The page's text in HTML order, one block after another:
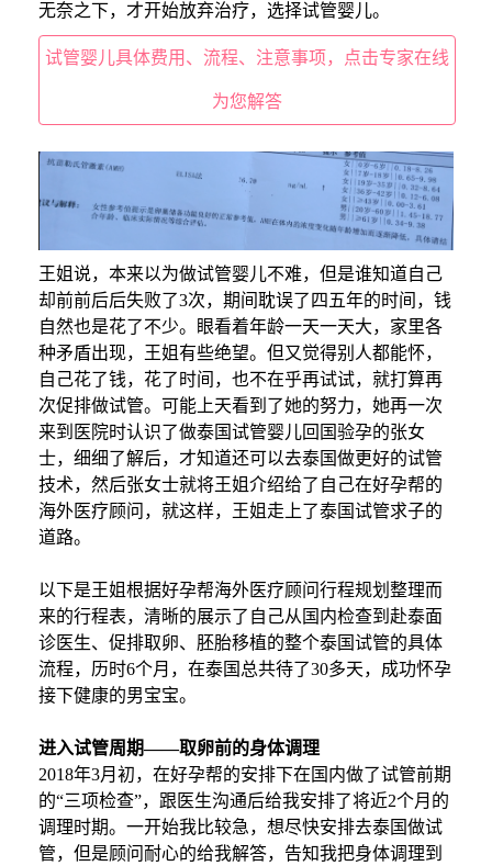
无奈之下，才开始放弃治疗，选择试管婴儿。
试管婴儿具体费用、流程、注意事项，点击专家在线
为您解答
王姐说，本来以为做试管婴儿不难， 但是谁知道自己
却前前后后失败了3次，期间耽误了四五年的时间，钱
自然也是花了不少。
眼看着年龄一天一天大，家里各
种矛盾出现，王姐有些绝望。但又觉得别人都能怀，
自己花了钱，花了时间，也不在乎再试试， 就打算再
次促排做试管。 可能上天看到了她的努力，她再一次
来到医院时认识了做泰国试管婴儿回国验孕的张女
士，细细了解后，才知道还可以去泰国做更好的试管
技术，然后张女士就将王姐介绍给了自己在好孕帮的
海外医疗顾问，就这样，王姐走上了泰国试管求子的
道路。
以下是王姐根据好孕帮海外医疗顾问行程规划整理而
来的行程表，清晰的展示了自己从国内检查到赴泰面
诊医生、促排取卵、胚胎移植的整个泰国试管的具体
流程， 历时6个月，在泰国总共待了30多天，成功怀孕
接下健康的男宝宝。
进入试管周期——取卵前的身体调理
2018年3月初，在好孕帮的安排下在国内做了试管前期
的“三项检查”，跟医生沟通后给我安排了将近2个月的
调理时期。一开始我比较急，想尽快安排去泰国做试
管，但是顾问耐心的给我解答，告知我把身体调理到